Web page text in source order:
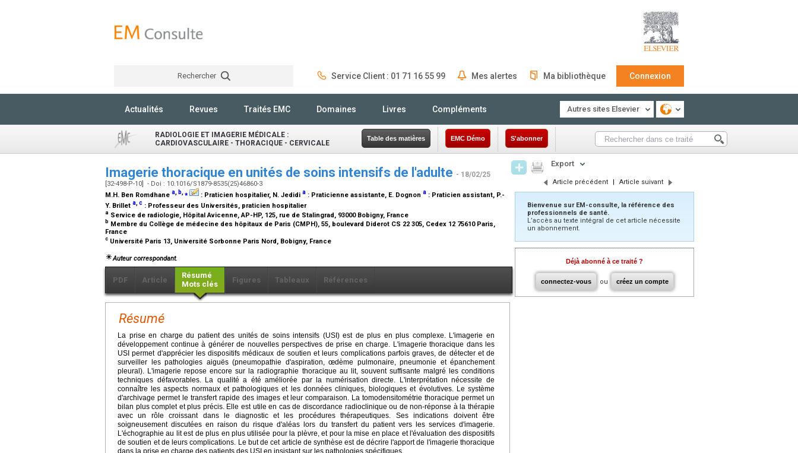
Rechercher Service Client : 01 71 16 55 99 Mes alertes Ma bibliothèque Connexion
Actualités Revues Traités EMC Domaines Livres Compléments Autres sites Elsevier
RADIOLOGIE ET IMAGERIE MÉDICALE :
CARDIOVASCULAIRE - THORACIQUE - CERVICALE
Table des matières EMC Démo S'abonner
Imagerie thoracique en unités de soins intensifs de l'adulte - 18/02/25
[32-498-P-10] - Doi : 10.1016/S1879-8535(25)46860-3
M.H. Ben Romdhane a, b,⁎ : Praticien hospitalier, N. Jedidi a : Praticienne assistante, E. Dognon a : Praticien assistant, P.-
Y. Brillet a c : Professeur des Universités, praticien hospitalier
a Service de radiologie, Hôpital Avicenne, AP-HP, 125, rue de Stalingrad, 93000 Bobigny, France
b Membre du Collège de médecine des hôpitaux de Paris (CMPH), 55, boulevard Diderot CS 22 305, Cedex 12 75610 Paris,
France
c Université Paris 13, Université Sorbonne Paris Nord, Bobigny, France
Auteur correspondant.
PDF Article
Résumé
Mots clés
Figures Tableaux Références
Résumé
La prise en charge du patient des unités de soins intensifs (USI) est de plus en plus complexe. L'imagerie en
développement continue à générer de nouvelles perspectives de prise en charge. L'imagerie thoracique dans les
USI permet d'apprécier les dispositifs médicaux de soutien et leurs complications parfois graves, de détecter et de
surveiller les pathologies aiguës (pneumopathie d'aspiration, œdème pulmonaire, pneumonie et épanchement
pleural). L'imagerie repose encore sur la radiographie thoracique au lit, souvent suffisante malgré les conditions
techniques défavorables. La qualité a été améliorée par la numérisation directe. L'interprétation nécessite de
connaître les aspects normaux et pathologiques et les données cliniques, biologiques et évolutives. Le système
d'archivage permet le transfert rapide des images et leur comparaison. La tomodensitométrie thoracique permet un
bilan plus complet et plus précis. Elle est utile en cas de discordance radioclinique ou de non-réponse à la thérapie
avec un rôle croissant dans le diagnostic et les procédures thérapeutiques. Ses indications doivent être
soigneusement discutées en raison du risque d'aléas lors du transfert du patient vers les services d'imagerie.
L'échographie au lit est de plus en plus utilisée pour la plèvre, et pour la mise en place et l'évaluation des dispositifs
de soutien et de leurs complications. Le but de cet article de synthèse est de décrire l'apport de l'imagerie thoracique
Export
Article précédent | Article suivant
Bienvenue sur EM-consulte, la référence des
professionnels de santé.
L’accès au texte intégral de cet article nécessite
un abonnement.
Déjà abonné à ce traité ?
connectez-vous ou créez un compte